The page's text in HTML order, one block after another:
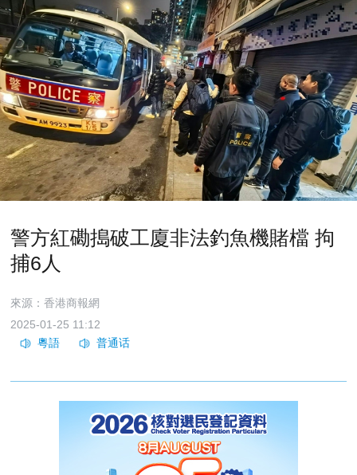
警方紅磡搗破工廈非法釣魚機賭檔 拘
捕6人
來源：香港商報網
2025-01-25 11:12